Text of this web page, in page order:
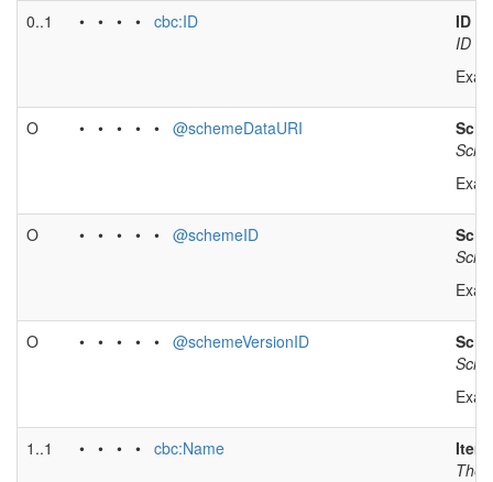
0..1 • • • • cbc:ID
ID
ID of
O • • • • • @schemeDataURI
O • • • • • @schemeID
O • • • • • @schemeVersionID
1..1 • • • • cbc:Name
Item
The